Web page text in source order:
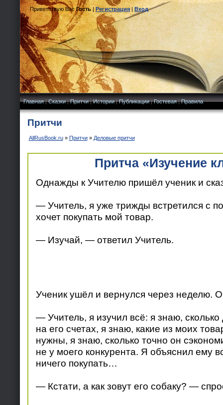
Приветствую Вас Гость|Регистрация|Вход
Главная|Сказки|Притчи|Истории|Публикации|Гостевая|Правила
Притчи
AllRusBook.ru» Притчи» Деловые притчи
Притча «Изучение
Однажды к Учителю пришёл ученик и
— Учитель, я уже трижды встретился с
хочет покупать мой товар.
— Изучай, — ответил Учитель.
Ученик ушёл и вернулся через неделю.
— Учитель, я изучил всё: я знаю, сколько
на его счетах, я знаю, какие из моих
нужны, я знаю, сколько точно он
не у моего конкурента. Я объяснил ему
ничего покупать…
— Кстати, а как зовут его собаку? —